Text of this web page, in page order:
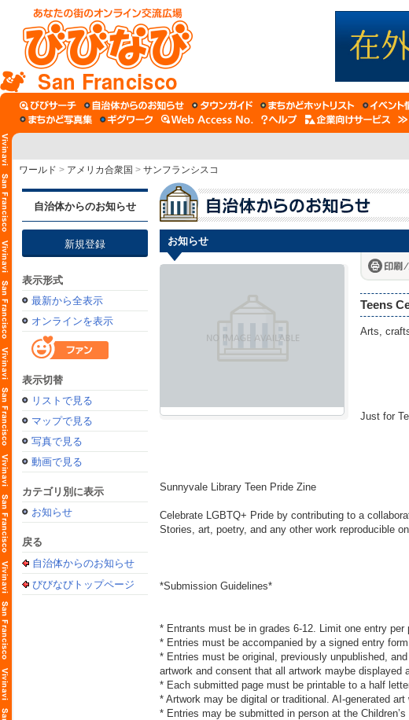
San Francisco
ワールド > アメリカ合衆国 > サンフランシスコ
自治体からのお知らせ
新規登録
表示形式
最新から全表示
オンラインを表示
表示切替
リストで見る
マップで見る
写真で見る
動画で見る
カテゴリ別に表示
お知らせ
戻る
自治体からのお知らせ
びびなびトップページ
お知らせ
Teens
Arts,
Just for
Sunnyvale Library Teen Pride Zine
Celebrate LGBTQ+ Pride by contributing to a
Stories, art, poetry, and any other work reproducible
*Submission Guidelines*
* Entrants must be in grades 6-12. Limit one entry per
* Entries must be accompanied by a signed entry
* Entries must be original, previously unpublished,
artwork and consent that all artwork maybe displayed
* Each submitted page must be printable to a half
* Artwork may be digital or traditional. AI-generated
* Entries may be submitted in person at the